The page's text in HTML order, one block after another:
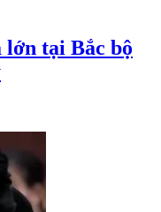
tại Bắc bộ